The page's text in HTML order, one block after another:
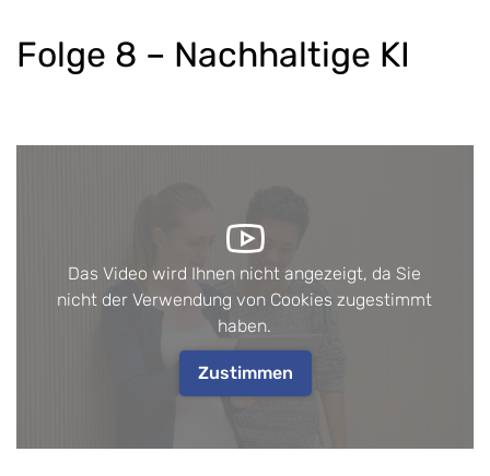
Folge 8 – Nachhaltige KI
Das Video wird Ihnen nicht angezeigt, da Sie
nicht der Verwendung von Cookies zugestimmt
haben.
Zustimmen